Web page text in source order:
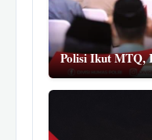
Polisi Ikut MTQ,